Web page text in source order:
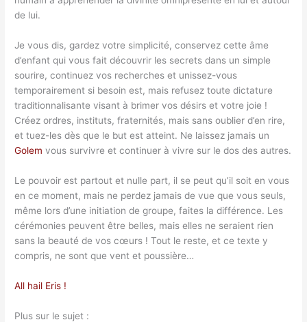
de lui.
Je vous dis, gardez votre simplicité, conservez cette âme
d’enfant qui vous fait découvrir les secrets dans un simple
sourire, continuez vos recherches et unissez-vous
temporairement si besoin est, mais refusez toute dictature
traditionnalisante visant à brimer vos désirs et votre joie !
Créez ordres, instituts, fraternités, mais sans oublier d’en rire,
et tuez-les dès que le but est atteint. Ne laissez jamais un
Golem vous survivre et continuer à vivre sur le dos des autres.
Le pouvoir est partout et nulle part, il se peut qu’il soit en vous
en ce moment, mais ne perdez jamais de vue que vous seuls,
même lors d’une initiation de groupe, faites la différence. Les
cérémonies peuvent être belles, mais elles ne seraient rien
sans la beauté de vos cœurs ! Tout le reste, et ce texte y
compris, ne sont que vent et poussière…
All hail Eris !
Plus sur le sujet :